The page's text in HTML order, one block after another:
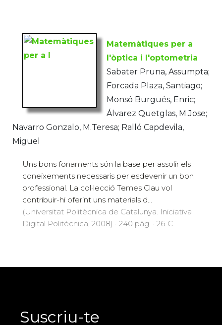
Matemàtiques per a
l'òptica i l'optometria
Sabater Pruna, Assumpta;
Forcada Plaza, Santiago;
Monsó Burgués, Enric;
Álvarez Quetglas, M.Jose;
Navarro Gonzalo, M.Teresa; Ralló Capdevila,
Miguel
Uns bons fonaments són la base per assolir els
coneixements necessaris per esdevenir un bon
professional. La col·lecció Temes Clau vol
contribuir-hi oferint uns materials d...
(Universitat Politècnica de Catalunya. Iniciativa
Digital Politècnica, 2008) · 240 pàg. · 26 €
Suscriu-te